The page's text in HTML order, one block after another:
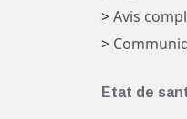
>Avis
>
Etat de